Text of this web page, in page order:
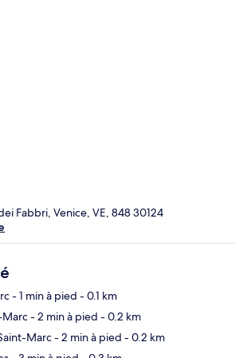
Fabbri, Venice, VE, 848 30124
- 1 min à pied - 0.1 km
Marc- 2 min à pied - 0.2 km
Marc- 2 min à pied - 0.2 km